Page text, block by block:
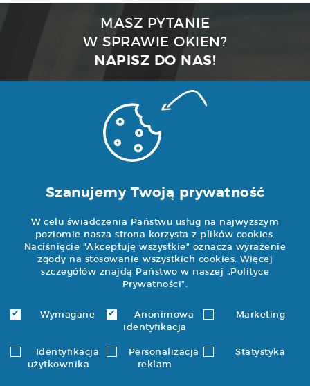
MASZ PYTANIE
W SPRAWIE OKIEN?
NAPISZ DO NAS!
wyceny@noweokna.pl
ul. Grochowska 114
tel/fax (22) 611 98
88
kom 600-814-600
Godziny otwarcia
pon.-pt.: 9:00 - 18:00
Szanujemy Twoją prywatność
W celu świadczenia Państwu usług na najwyższym
poziomie nasza strona korzysta z plików cookies.
Naciśnięcie "Akceptuję wszystkie" oznacza wyrażenie
zgody na stosowanie wszystkich cookies. Więcej
szczegółów znajdą Państwo w naszej „ Polityce
Prywatności”.
Wymagane
Anonimowa
identyfikacja
Marketing
Identyfikacja
użytkownika
Personalizacja
reklam
Statystyka